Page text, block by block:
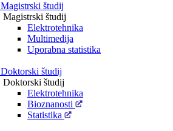
Magistrski študij
Magistrski študij
Elektrotehnika
Multimedija
Uporabna statistika
Doktorski študij
Doktorski študij
Elektrotehnika
Bioznanosti
Statistika